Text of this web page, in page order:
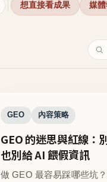
想直接看成果 媒
GEO 內容策略
GEO 的迷思與紅線：
也別給 AI 餵假資訊
做 GEO 最容易踩哪些坑